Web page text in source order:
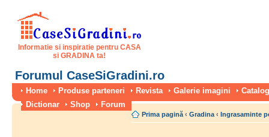
Informatie si inspiratie pentru CASA
si GRADINA ta!
Forumul CaseSiGradini.ro
Home Produse parteneri Revista Galerie imagini
Dictionar
Shop Forum
Prima pagină ‹ Gradina ‹ Ingrasaminte